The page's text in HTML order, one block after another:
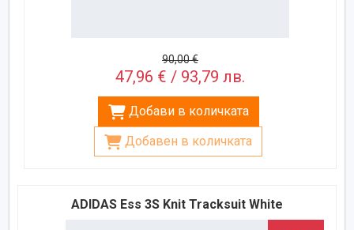
90,00 €
47,96 € / 93,79 лв.
Добави в количката
Добавен в количката
ADIDAS Ess 3S Knit Tracksuit White